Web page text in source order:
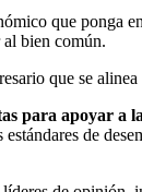
que ponga
al bien común.
que se
para apoyar a
de